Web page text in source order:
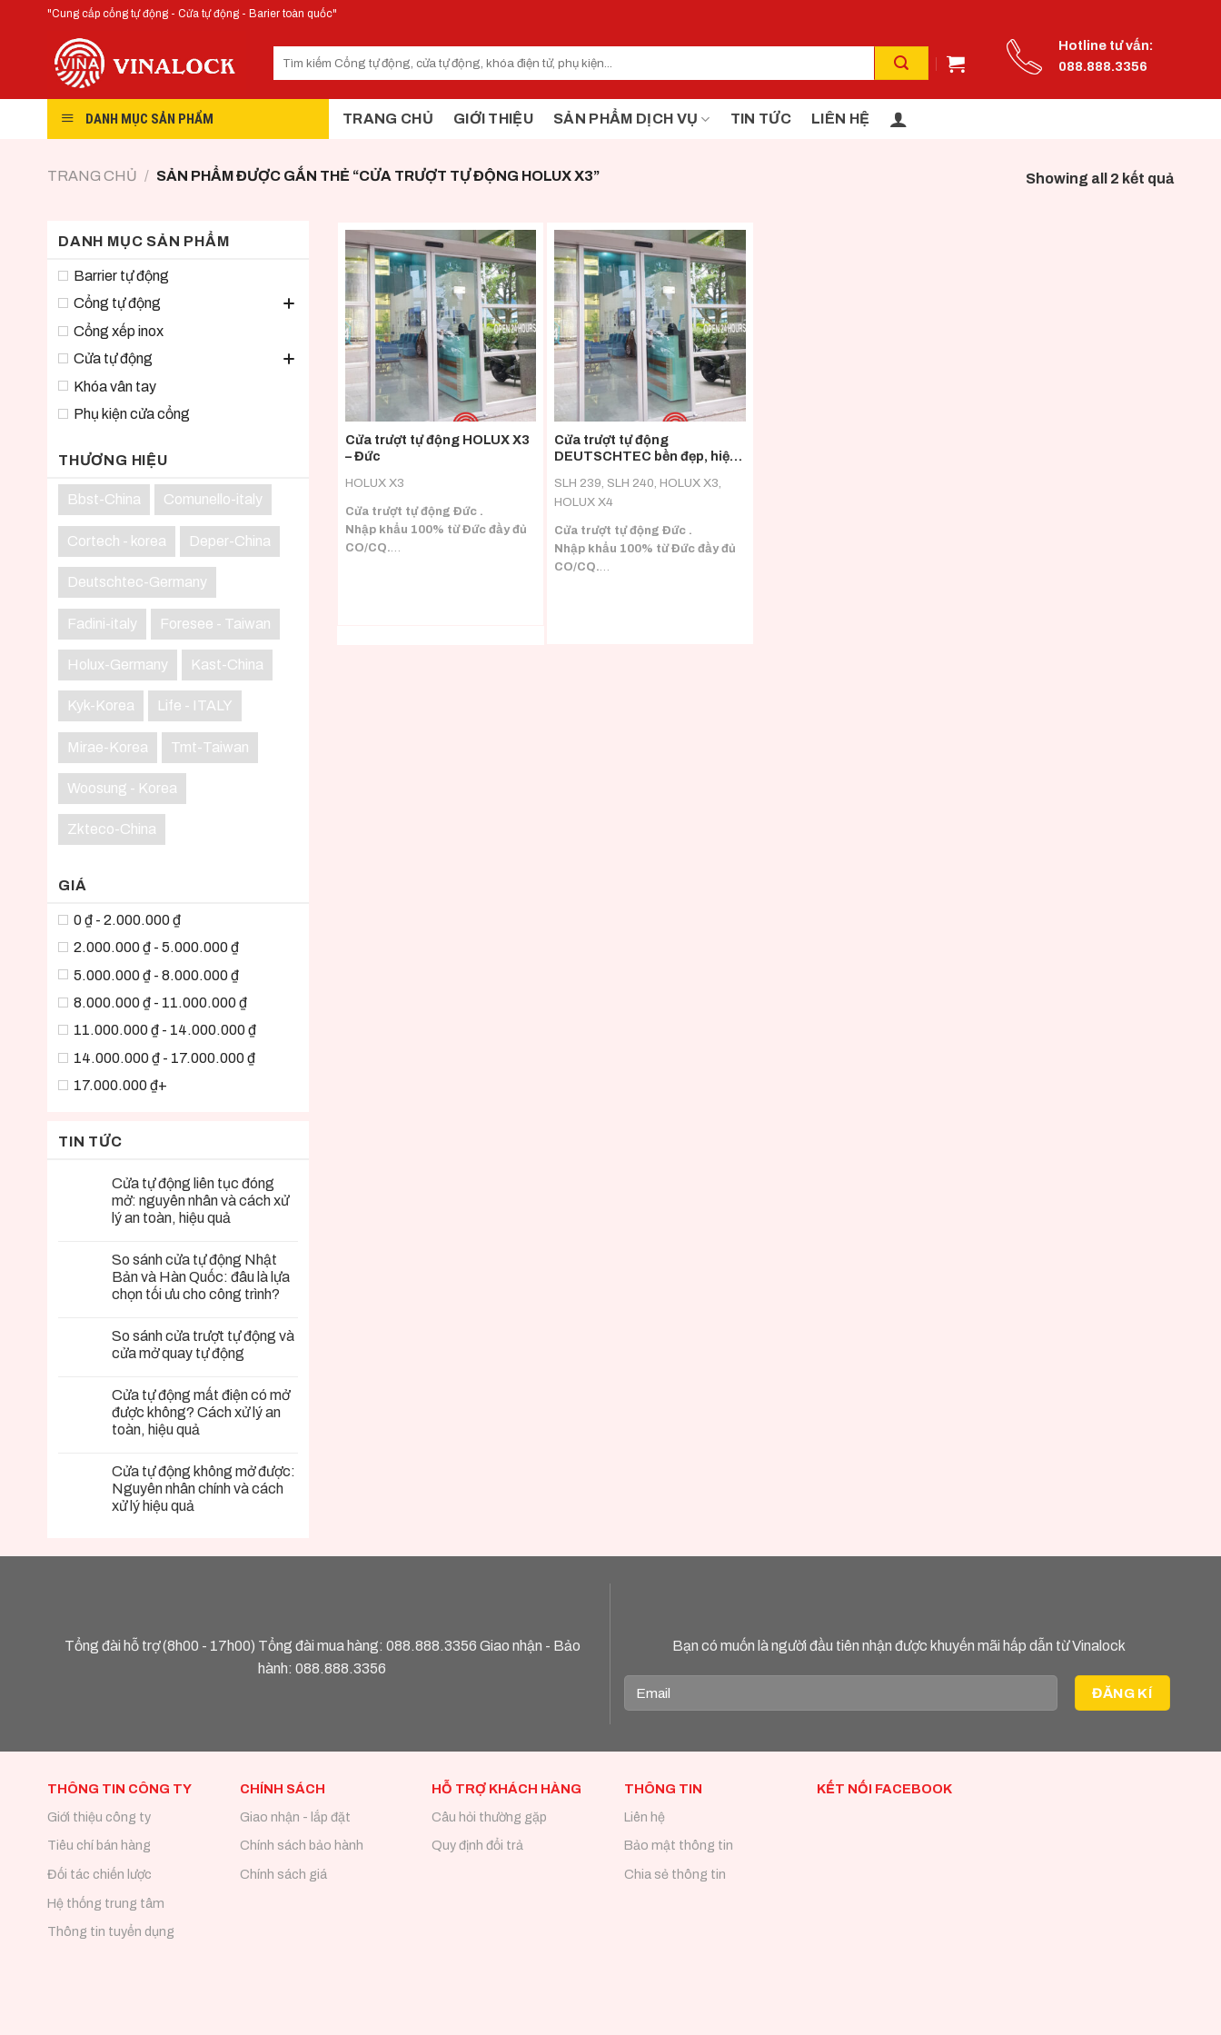
"Cung cấp cổng tự động - Cửa tự động - Barier toàn quốc"
Hotline tư vấn:
088.888.3356
DANH MỤC SẢN PHẨM TRANG CHỦ GIỚI THIỆU SẢN PHẨM DỊCH VỤ TIN TỨC LIÊN HỆ
TRANG CHỦ / SẢN PHẨM ĐƯỢC GẮN THẺ “CỬA TRƯỢT TỰ ĐỘNG HOLUX X3” Showing all 2 kết quả
DANH MỤC SẢN PHẨM
Barrier tự động
Cổng tự động
Cổng xếp inox
Cửa tự động
Khóa vân tay
Phụ kiện cửa cổng
THƯƠNG HIỆU
Bbst-China Comunello-italy
Cortech - korea Deper-China
Deutschtec-Germany
Fadini-italy Foresee - Taiwan
Holux-Germany Kast-China
Kyk-Korea Life - ITALY
Mirae-Korea Tmt-Taiwan
Woosung - Korea
Zkteco-China
GIÁ
0 ₫ - 2.000.000 ₫
2.000.000 ₫ - 5.000.000 ₫
5.000.000 ₫ - 8.000.000 ₫
8.000.000 ₫ - 11.000.000 ₫
11.000.000 ₫ - 14.000.000 ₫
14.000.000 ₫ - 17.000.000 ₫
17.000.000 ₫+
TIN TỨC
Cửa tự động liên tục đóng
mở: nguyên nhân và cách xử
lý an toàn, hiệu quả
So sánh cửa tự động Nhật
Bản và Hàn Quốc: đâu là lựa
chọn tối ưu cho công trình?
So sánh cửa trượt tự động và
cửa mở quay tự động
Cửa tự động mất điện có mở
được không? Cách xử lý an
toàn, hiệu quả
Cửa tự động không mở được:
Nguyên nhân chính và cách
xử lý hiệu quả
Cửa trượt tự động HOLUX X3
– Đức
HOLUX X3
Cửa trượt tự động Đức .
Nhập khẩu 100% từ Đức đầy đủ
CO/CQ.
Cửa trượt tự động
DEUTSCHTEC bền đẹp, hiện
SLH 239, SLH 240, HOLUX X3,
HOLUX X4
Cửa trượt tự động Đức .
Nhập khẩu 100% từ Đức đầy đủ
CO/CQ.
Tổng đài hỗ trợ (8h00 - 17h00) Tổng đài mua hàng: 088.888.3356 Giao nhận - Bảo
hành: 088.888.3356
Bạn có muốn là người đầu tiên nhận được khuyến mãi hấp dẫn từ Vinalock
THÔNG TIN CÔNG TY
Giới thiệu công ty
Tiêu chí bán hàng
Đối tác chiến lược
Hệ thống trung tâm
Thông tin tuyển dụng
CHÍNH SÁCH
Giao nhận - lắp đặt
Chính sách bảo hành
Chính sách giá
HỖ TRỢ KHÁCH HÀNG
Câu hỏi thường gặp
Quy định đổi trả
THÔNG TIN
Liên hệ
Bảo mật thông tin
Chia sẻ thông tin
KẾT NỐI FACEBOOK